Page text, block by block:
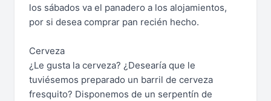
los sábados va el panadero a los alojamientos,
por si desea comprar pan recién hecho.
Cerveza
¿Le gusta la cerveza? ¿Desearía que le
tuviésemos preparado un barril de cerveza
fresquito? Disponemos de un serpentín de